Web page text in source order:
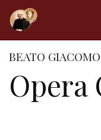
BEATO
Opera